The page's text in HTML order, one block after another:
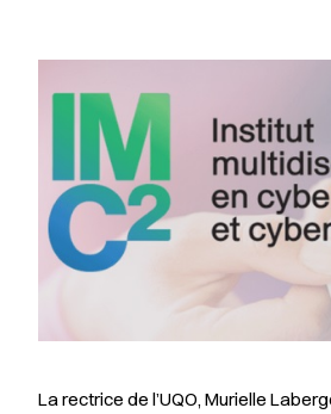
La rectrice de l’UQO, Murielle